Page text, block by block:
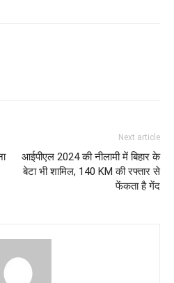
Next article
आईपीएल 2024 की नीलामी में बिहार के
बेटा भी शामिल, 140 KM की रफ्तार से
फेंकता है गेंद